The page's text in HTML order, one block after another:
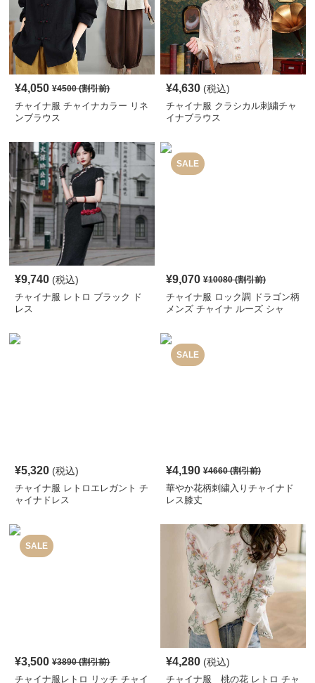
¥4,050 ¥4500(割引前)
チャイナ服 チャイナカラー リネ
ンブラウス
¥4,630 (税込)
チャイナ服 クラシカル刺繍チャ
イナブラウス
¥9,740 (税込)
チャイナ服 レトロ ブラック ド
レス
SALE
¥9,070 ¥10080(割引前)
チャイナ服 ロック調 ドラゴン柄
メンズ チャイナ ルーズ シャ
¥5,320 (税込)
チャイナ服 レトロエレガント チ
ャイナドレス
SALE
¥4,190 ¥4660(割引前)
華やか花柄刺繍入りチャイナド
レス膝丈
SALE
¥3,500 ¥3890(割引前)
チャイナ服レトロ リッチ チャイ
¥4,280 (税込)
チャイナ服 桃の花 レトロ チャ